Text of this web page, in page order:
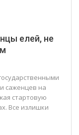
елей, не
саженцев на
стартовую
Все излишки